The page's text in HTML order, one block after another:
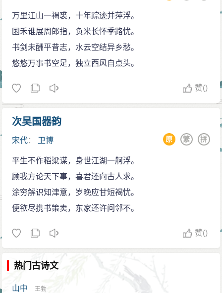
万里江山一褐裘，十年踪迹并萍浮。
囷禾谁展周郎指，负米长怀季路忧。
书剑未酬平昔志，水云空结异乡愁。
悠悠万事书空足，独立西风自点头。
赞()
次吴国器韵
宋代： 卫博 拼
繁
原
平生不作稻粱谋，身世江湖一舸浮。
顾我方论天下事，喜君还向古人求。
涂穷解识知津意，岁晚应甘短褐忧。
便欲尽携书策卖，东家还许问邻不。
赞()
热门古诗文
山中 王勃